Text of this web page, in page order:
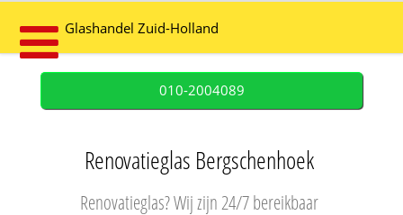
Glashandel Zuid-Holland
010-2004089
Renovatieglas Bergschenhoek
Renovatieglas? Wij zijn 24/7 bereikbaar